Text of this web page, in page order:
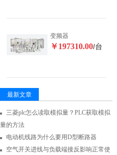
变频器
￥197310.00/台
最新文章
三菱plc怎么读取模拟量？PLC获取模拟
量的方法
电动机线路为什么要用D型断路器
空气开关进线与负载端接反影响正常使